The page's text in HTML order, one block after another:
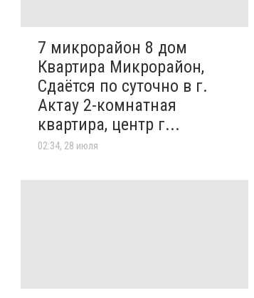
7 микрорайон 8 дом
Квартира Микрорайон,
Сдаётся по суточно в г.
Актау 2-комнатная
квартира, центр г...
02:34, 28 июля